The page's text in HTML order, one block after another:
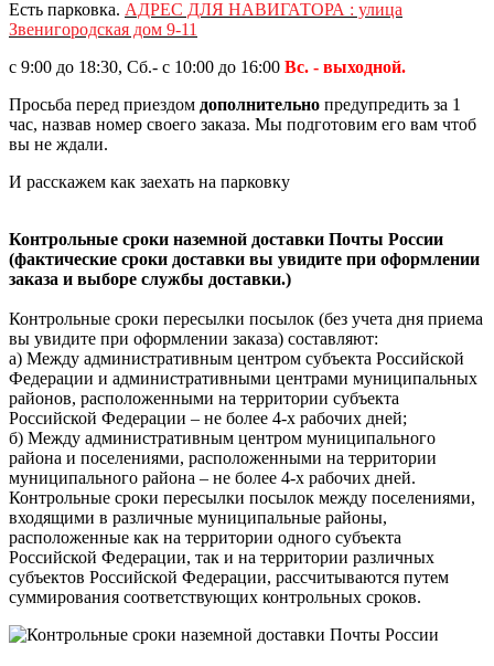
Есть парковка. АДРЕС ДЛЯ НАВИГАТОРА : улица
Звенигородская дом 9-11
с 9:00 до 18:30, Сб.- с 10:00 до 16:00 Вс. - выходной.
Просьба перед приездом дополнительно предупредить за 1
час, назвав номер своего заказа. Мы подготовим его вам чтоб
вы не ждали.
И расскажем как заехать на парковку
Контрольные сроки наземной доставки Почты России
(фактические сроки доставки вы увидите при оформлении
заказа и выборе службы доставки.)
Контрольные сроки пересылки посылок (без учета дня приема
вы увидите при оформлении заказа) составляют:
a) Между административным центром субъекта Российской
Федерации и административными центрами муниципальных
районов, расположенными на территории субъекта
Российской Федерации – не более 4-х рабочих дней;
б) Между административным центром муниципального
района и поселениями, расположенными на территории
муниципального района – не более 4-х рабочих дней.
Контрольные сроки пересылки посылок между поселениями,
входящими в различные муниципальные районы,
расположенные как на территории одного субъекта
Российской Федерации, так и на территории различных
субъектов Российской Федерации, рассчитываются путем
суммирования соответствующих контрольных сроков.